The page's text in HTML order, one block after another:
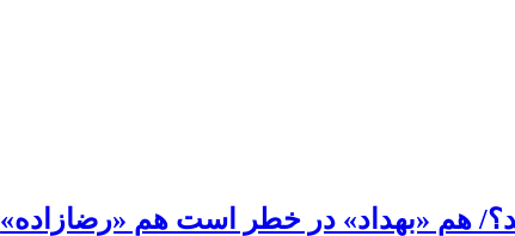
هم «بهداد» در خطر است هم «رضازاده»